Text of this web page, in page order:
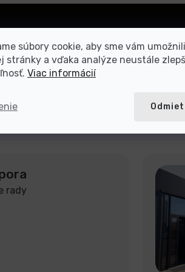
súbory cookie, aby sme vám
stránky a vďaka analýze neustále
Viac informácií
ochrany osobných
Prihlásiť
sa
rady